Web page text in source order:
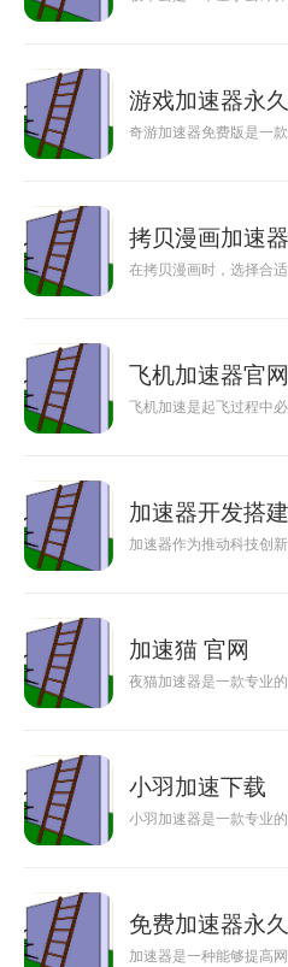
游戏加速器永
奇游加速器免费版是一
拷贝漫画加速器
在拷贝漫画时，选择合
飞机加速器官网
飞机加速是起飞过程中
加速器开发搭建
加速器作为推动科技创
加速猫 官网
夜猫加速器是一款专业
小羽加速下载
小羽加速器是一款专业
免费加速器永
加速器是一种能够提高